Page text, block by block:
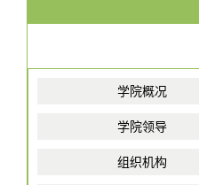
学院概况
学院领导
组织机构